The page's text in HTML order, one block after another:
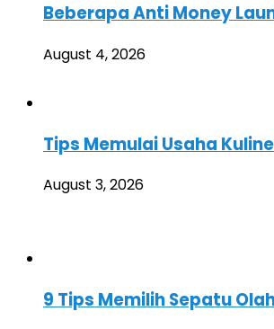
Beberapa Anti Money
August 4, 2026
Tips Memulai Usaha
August 3, 2026
9 Tips Memilih Sepatu